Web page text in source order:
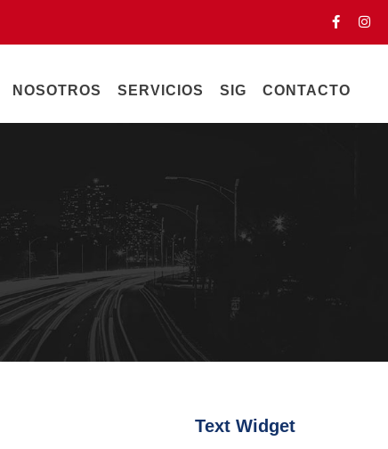
NOSOTROS SERVICIOS SIG CONTACTO
Text Widget